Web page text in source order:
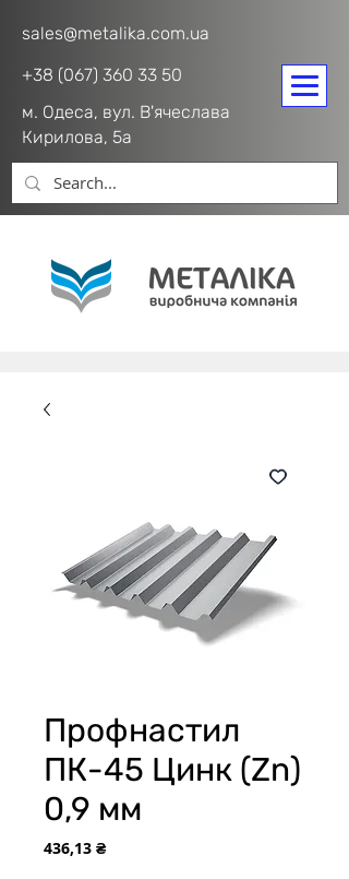
sales@metalika.com.ua
+38 (067) 360 33 50
м. Одеса, вул. В'ячеслава
Кирилова, 5а
Профнастил
ПК-45 Цинк (Zn)
0,9 мм
436,13 ₴Ціна